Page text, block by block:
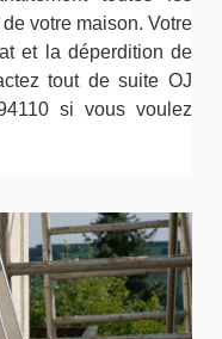
votre maison. Votre
et la déperdition de
tout de suite OJ
si vous voulez